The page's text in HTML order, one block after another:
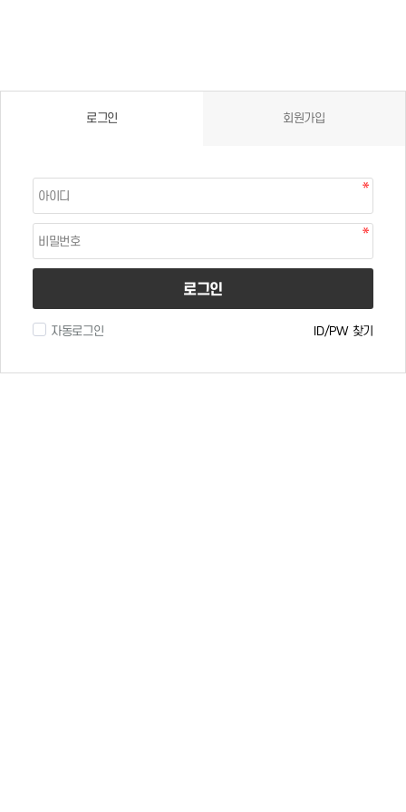
로그인 회원가입
로그인
자동로그인 ID/PW 찾기